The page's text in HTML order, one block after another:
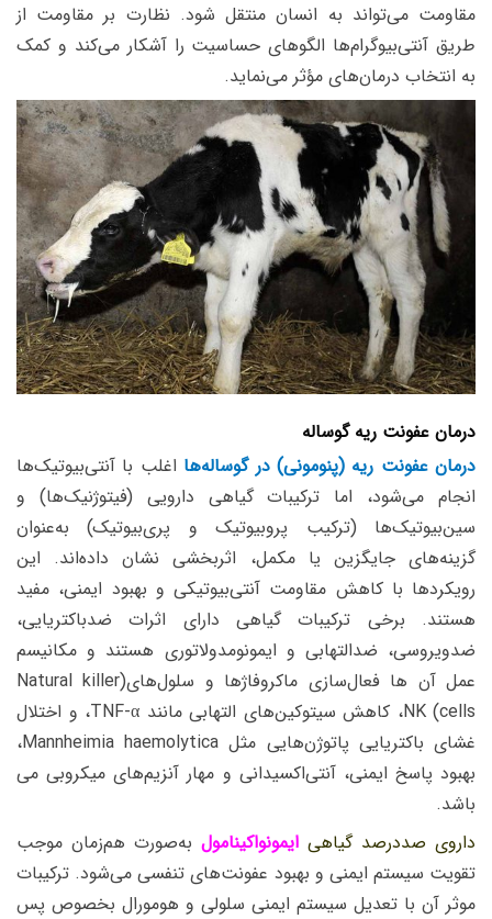
مقاومت می‌تواند به انسان منتقل شود. نظارت بر مقاومت از
طریق آنتی‌بیوگرام‌ها الگوهای حساسیت را آشکار می‌کند و کمک
به انتخاب درمان‌های مؤثر می‌نماید.
درمان عفونت ریه گوساله
درمان عفونت ریه (پنومونی) در گوساله‌ها اغلب با آنتی‌بیوتیک‌ها
انجام می‌شود، اما ترکیبات گیاهی دارویی (فیتوژنیک‌ها) و
سین‌بیوتیک‌ها (ترکیب پروبیوتیک و پری‌بیوتیک) به‌عنوان
گزینه‌های جایگزین یا مکمل، اثربخشی نشان داده‌اند. این
رویکردها با کاهش مقاومت آنتی‌بیوتیکی و بهبود ایمنی، مفید
هستند. برخی ترکیبات گیاهی دارای اثرات ضدباکتریایی،
ضدویروسی، ضدالتهابی و ایمونومدولاتوری هستند و مکانیسم
عمل آن ها فعال‌سازی ماکروفاژها و سلول‌های(Natural killer
cells) NK، کاهش سیتوکین‌های التهابی مانند TNF-
α
، و اختلال
غشای باکتریایی پاتوژن‌هایی مثل Mannheimia haemolytica،
بهبود پاسخ ایمنی، آنتی‌اکسیدانی و مهار آنزیم‌های میکروبی می
باشد.
داروی صددرصد گیاهی ایمونواکینامول به‌صورت هم‌زمان موجب
تقویت سیستم ایمنی و بهبود عفونت‌های تنفسی می‌شود. ترکیبات
موثر آن با تعدیل سیستم ایمنی سلولی و هومورال بخصوص پس